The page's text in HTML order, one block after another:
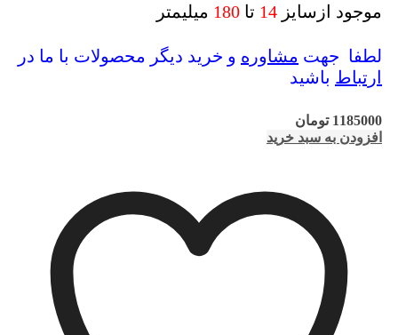
موجود ازسایز 14 تا 180 میلیمتر
لطفا جهت مشاوره و خرید دیگر محصولات با ما در
ارتباط باشید
1185000 تومان
افزودن به سبد خرید